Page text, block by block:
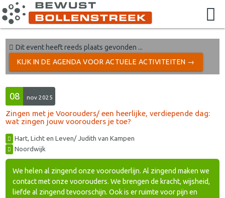
Dit event heeft reeds plaats gevonden ...
KIJK IN DE AGENDA VOOR ACTUELE ACTIVITEITEN →
08 nov 2025
Zingen met je Voorouders/ een heerlijke, verdiepende dag:
wat zingen jouw voorouders je toe?
Hart, Licht en Leven/ Judith van Kampen
Noordwijk
We helen al zingend onze voorouderlijn. Al zingend maken we
contact met onze voorouders. We brengen de kracht, wijsheid,
liefde al zingend tevoorschijn. Ook is er ruimte voor pijn en